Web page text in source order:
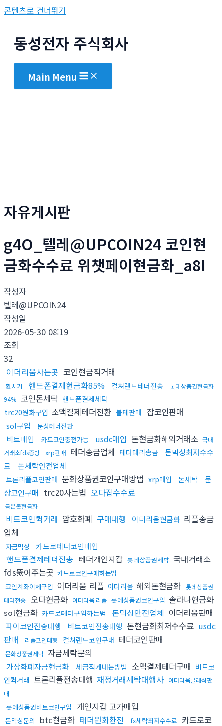
콘텐츠로 건너뛰기
동성전자 주식회사
Main Menu
자유게시판
g4O_텔레@UPCOIN24 코인현
금화수수료 위챗페이현금화_a8I
작성자
텔레@UPCOIN24
작성일
2026-05-30 08:19
조회
32
이더리움사는곳 코인현금직거래
환치기 핸드폰결제현금화85% 컬쳐랜드테더전송
롯데상품권현금화
94% 코인돈세탁 핸드폰결제세탁
trc20원화구입 소액결제테더전환 블테판매 잡코인판매
sol구입 문상테더전환
비트매입 카드코인충전가능 usdc매입 돈현금화해외거래소 국내
거래소fds증빙
xrp판매 테더송금업체 테더대리송금
돈믹싱최저수수
료
돈세탁안전업체
트론리플코인판매 문화상품권코인구매방법 xrp매입 돈세탁
문
상코인구매 trc20사는법 오다집수수료
금은돈현금화
비트코인퀵거래 암호화폐 구매대행 이더리움현금화 리플송금
업체
자금믹싱 카드로테더코인매입
핸드폰결제테더전송 테더개인지갑 롯데상품권세탁 국내거래소
fds뚫어주는곳 카드로코인구매하는법
코인계좌이체구입 이더리움 리플 이더리움 해외돈현금화 롯데상품권
테더전송 오다현금화 이더리움 리플 롯데상품권코인구입 솔라나현금화
sol현금화 카드로테더구입하는법 돈믹싱안전업체 이더리움판매
파이코인전송대행 비트코인전송대행 돈현금화최저수수료 usdc
판매
리플코인대행 컬쳐랜드코인구매 테더코인판매
문화상품권세탁 자금세탁문의
가상화폐자금현금화 세금적게내는방법 소액결제테더구매 비트코
인퀵거래 트론리플전송대행 재정거래세탁대행사
이더리움클레식판
매
롯데상품권비트코인구입 개인지갑 고가매입
돈믹싱문의 btc현금화 태더원화환전 fx세탁최저수수료 카드로코